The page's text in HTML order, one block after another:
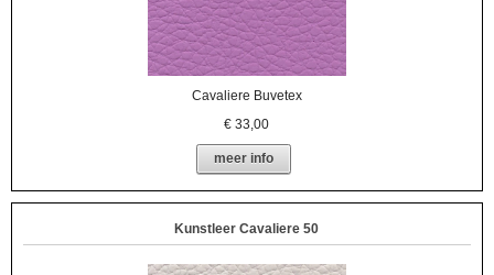
Cavaliere Buvetex
€33,00
meer info
Kunstleer Cavaliere 50